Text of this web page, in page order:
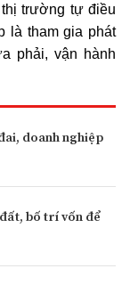
trường tự điều
là tham gia phát
phải, vận hành
doanh nghiệp
bố trí vốn để